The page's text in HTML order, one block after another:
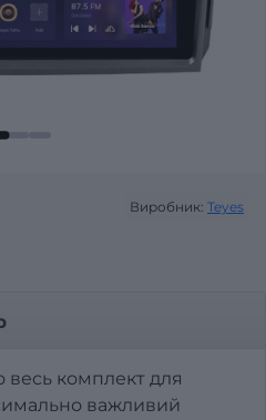
Виробник: Teyes
весь комплект для
важливий